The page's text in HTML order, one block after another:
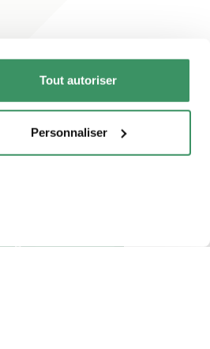
Tout autoriser
Personnaliser